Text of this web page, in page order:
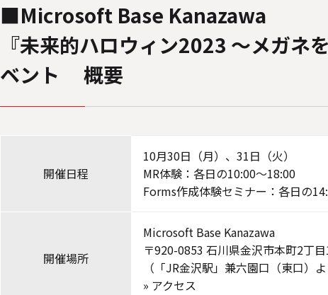
■Microsoft Base Kanazawa
『未来的ハロウィン2023 ～メガネ
ベント 概要
開催日程
10月30日（月）、31日（火）
MR体験：各日の10:00～18:00
Forms作成体験セミナー：各日の
開催場所
Microsoft Base Kanazawa
〒920-0853 石川県金沢市本町2丁
（「JR金沢駅」兼六園口（東口）よ
» アクセス